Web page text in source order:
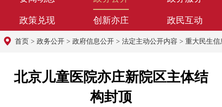
政策兑现 创新亦庄 政民互动
首页 > 政务公开 > 政府信息公开 > 法定主动公开内容 > 重大民生信
北京儿童医院亦庄新院区主体结
构封顶